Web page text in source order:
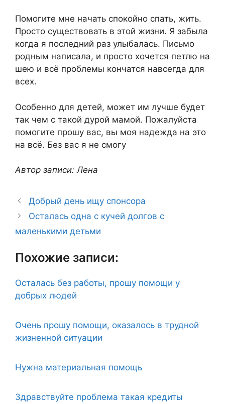
Помогите мне начать спокойно спать, жить.
Просто существовать в этой жизни. Я забыла
когда я последний раз улыбалась. Письмо
родным написала, и просто хочется петлю на
шею и всё проблемы кончатся навсегда для
всех.
Особенно для детей, может им лучше будет
так чем с такой дурой мамой. Пожалуйста
помогите прошу вас, вы моя надежда на это
на всё. Без вас я не смогу
Автор записи: Лена
Добрый день ищу спонсора
Осталась одна с кучей долгов с
маленькими детьми
Похожие записи:
Осталась без работы, прошу помощи у
добрых людей
Очень прошу помощи, оказалось в трудной
жизненной ситуации
Нужна материальная помощь
Здравствуйте проблема такая кредиты